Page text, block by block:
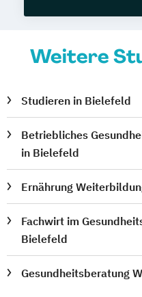
Weitere
Studieren in Bielefeld
Betriebliches
in Bielefeld
Ernährung
Fachwirt im
Bielefeld
Gesundheitsberatung